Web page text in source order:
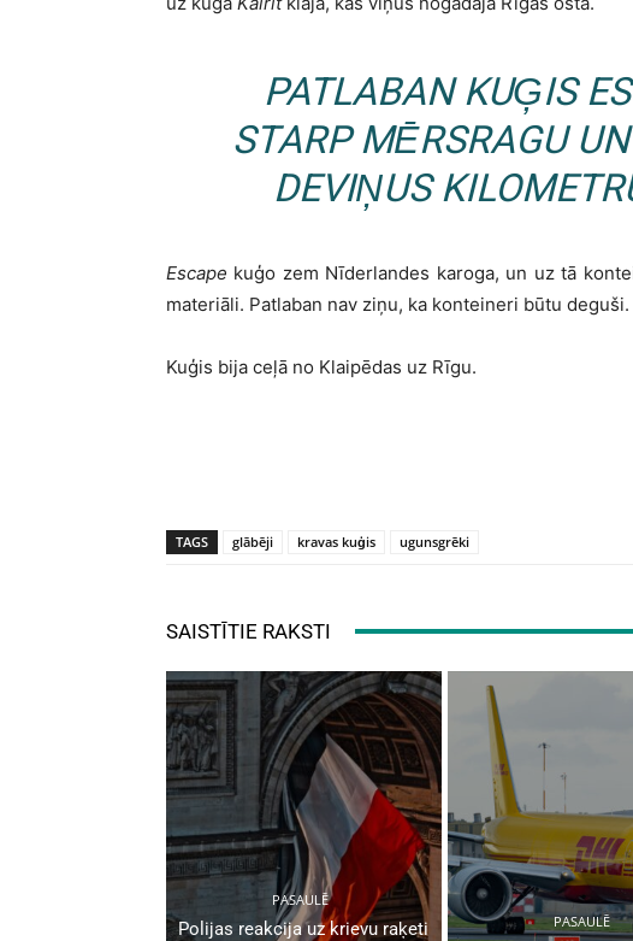
PATLABAN KUĢIS
STARP MĒRSRAGU
DEVIŅUS
Escape kuģo zem Nīderlandes karoga, un uz tā
materiāli. Patlaban nav ziņu, ka konteineri būtu deguši.
Kuģis bija ceļā no Klaipēdas uz Rīgu.
TAGS glābēji kravas kuģis ugunsgrēki
SAISTĪTIE RAKSTI
PASAULĒ
Polijas reakcija uz krievu raķeti
PASAULĒ